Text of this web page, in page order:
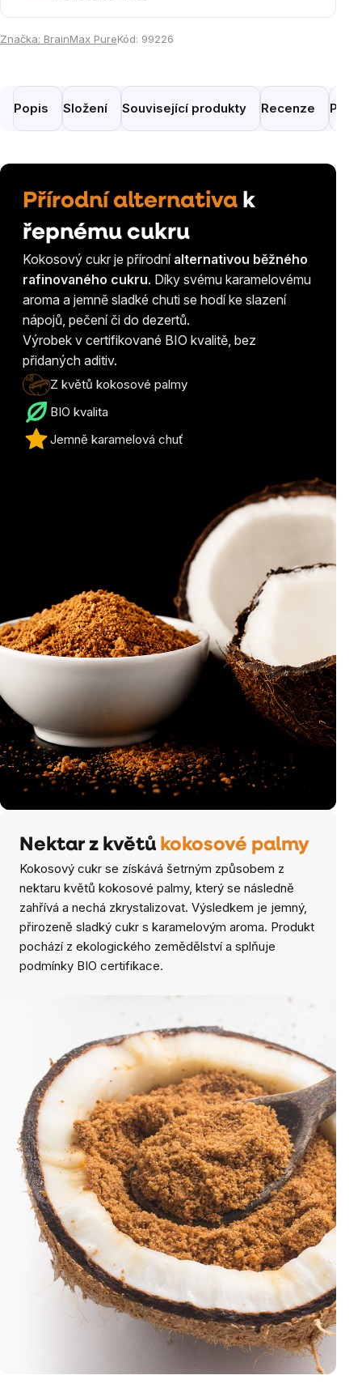
Značka: BrainMax PureKód: 99226
Popis Složení Související produkty Recenze
Přírodní alternativa k
řepnému cukru
Kokosový cukr je přírodní alternativou běžného
rafinovaného cukru. Díky svému karamelovému
aroma a jemně sladké chuti se hodí ke slazení
nápojů, pečení či do dezertů.
Výrobek v certifikované BIO kvalitě, bez
přidaných aditiv.
Z květů kokosové palmy
BIO kvalita
Jemně karamelová chuť
Nektar z květů kokosové palmy
Kokosový cukr se získává šetrným způsobem z
nektaru květů kokosové palmy, který se následně
zahřívá a nechá zkrystalizovat. Výsledkem je jemný,
přirozeně sladký cukr s karamelovým aroma. Produkt
pochází z ekologického zemědělství a splňuje
podmínky BIO certifikace.